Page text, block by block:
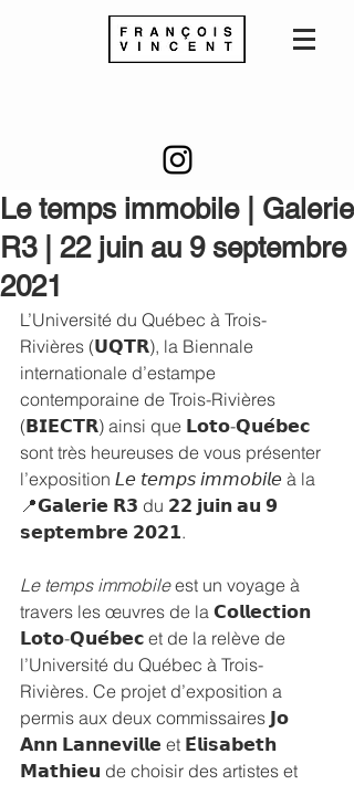
Le temps immobile | Galerie
R3 | 22 juin au 9 septembre
2021
L’Université du Québec à Trois-
Rivières (𝗨𝗤𝗧𝗥), la Biennale
internationale d’estampe
contemporaine de Trois-Rivières
(𝗕𝗜𝗘𝗖𝗧𝗥) ainsi que 𝗟𝗼𝘁𝗼-𝗤𝘂𝗲́𝗯𝗲𝗰
sont très heureuses de vous présenter
l’exposition 𝘓𝘦 𝘵𝘦𝘮𝘱𝘴 𝘪𝘮𝘮𝘰𝘣𝘪𝘭𝘦 à la
📍𝗚𝗮𝗹𝗲𝗿𝗶𝗲 𝗥𝟯 du 𝟮𝟮 𝗷𝘂𝗶𝗻 𝗮𝘂 𝟵
𝘀𝗲𝗽𝘁𝗲𝗺𝗯𝗿𝗲 𝟮𝟬𝟮𝟭.
Le temps immobile est un voyage à
travers les œuvres de la 𝗖𝗼𝗹𝗹𝗲𝗰𝘁𝗶𝗼𝗻
𝗟𝗼𝘁𝗼-𝗤𝘂𝗲́𝗯𝗲𝗰 et de la relève de
l’Université du Québec à Trois-
Rivières. Ce projet d’exposition a
permis aux deux commissaires 𝗝𝗼
𝗔𝗻𝗻 𝗟𝗮𝗻𝗻𝗲𝘃𝗶𝗹𝗹𝗲 et 𝗘́𝗹𝗶𝘀𝗮𝗯𝗲𝘁𝗵
𝗠𝗮𝘁𝗵𝗶𝗲𝘂 de choisir des artistes et